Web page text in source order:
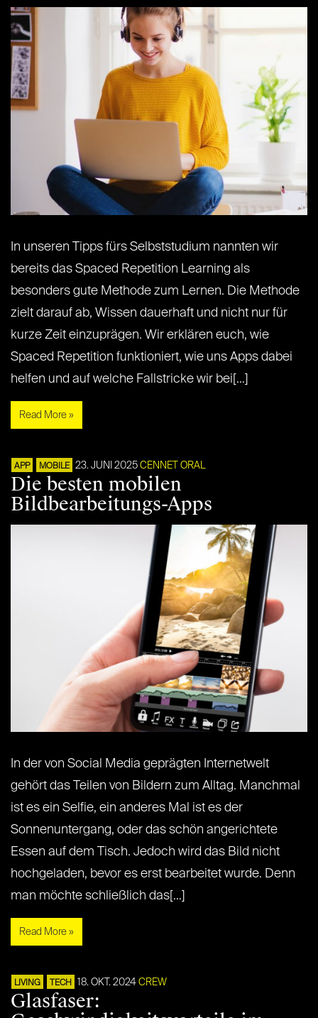
In unseren Tipps fürs Selbststudium nannten wir
bereits das Spaced Repetition Learning als
besonders gute Methode zum Lernen. Die Methode
zielt darauf ab, Wissen dauerhaft und nicht nur für
kurze Zeit einzuprägen. Wir erklären euch, wie
Spaced Repetition funktioniert, wie uns Apps dabei
helfen und auf welche Fallstricke wir bei[…]
Read More »
APP MOBILE 23. JUNI 2025 CENNET ORAL
Die besten mobilen
Bildbearbeitungs-Apps
In der von Social Media geprägten Internetwelt
gehört das Teilen von Bildern zum Alltag. Manchmal
ist es ein Selfie, ein anderes Mal ist es der
Sonnenuntergang, oder das schön angerichtete
Essen auf dem Tisch. Jedoch wird das Bild nicht
hochgeladen, bevor es erst bearbeitet wurde. Denn
man möchte schließlich das[…]
Read More »
LIVING TECH 18. OKT. 2024 CREW
Glasfaser: